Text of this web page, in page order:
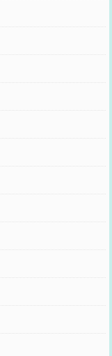
，褚家真千金意外回
家婚期在即。赵泊渊
一笑，无所谓地讲：
之前，褚夏一直以
》象牙塔落难假公主＆